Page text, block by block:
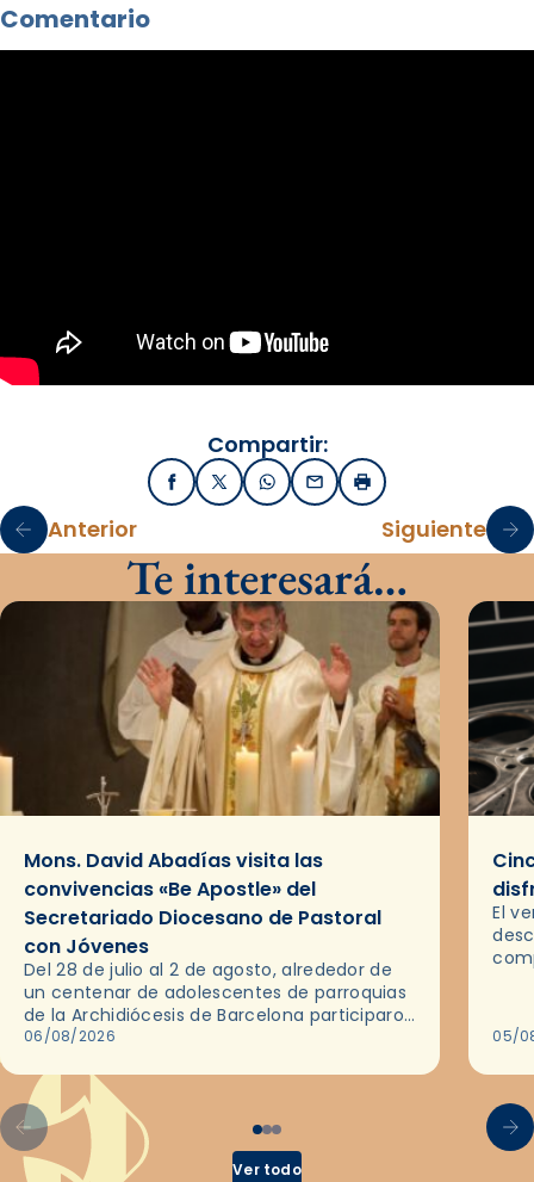
Comentario
Compartir:
FacebookX / TwitterWhatsApp
EmailImprimir
Anterior Siguiente
Te interesará…
Mons. David Abadías visita las
convivencias «Be Apostle» del
Secretariado Diocesano de Pastoral
con Jóvenes
Del 28 de julio al 2 de agosto, alrededor de
un centenar de adolescentes de parroquias
de la Archidiócesis de Barcelona participaron
en las convivencias Be Apostle, organizadas
06/08/2026
El
05/
Ver todo